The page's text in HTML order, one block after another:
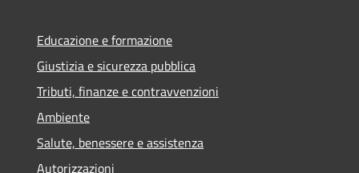
Educazione e formazione
Giustizia e sicurezza pubblica
Tributi, finanze e contravvenzioni
Ambiente
Salute, benessere e assistenza
Autorizzazioni